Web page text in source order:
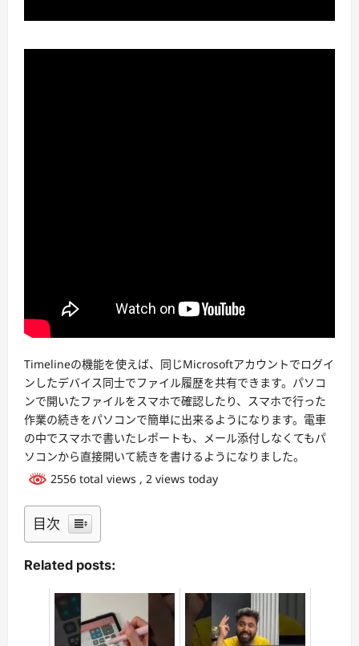
Timelineの機能を使えば、同じMicrosoftアカウントでログイ
ンしたデバイス同士でファイル履歴を共有できます。パソコ
ンで開いたファイルをスマホで確認したり、スマホで行った
作業の続きをパソコンで簡単に出来るようになります。電車
の中でスマホで書いたレポートも、メール添付しなくてもパ
ソコンから直接開いて続きを書けるようになりました。
2556 total views , 2 views today
目次
Related posts: